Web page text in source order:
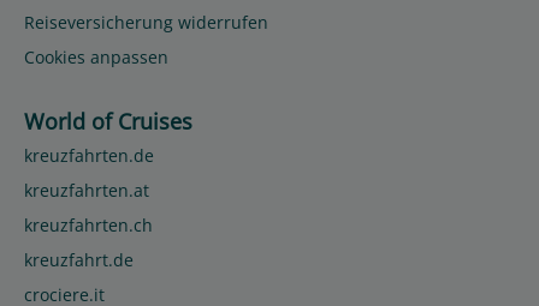
Reiseversicherung widerrufen
Cookies anpassen
World of Cruises
kreuzfahrten.de
kreuzfahrten.at
kreuzfahrten.ch
kreuzfahrt.de
crociere.it